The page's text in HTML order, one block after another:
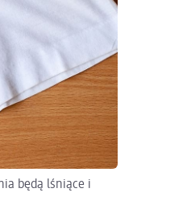
będą lśniące i